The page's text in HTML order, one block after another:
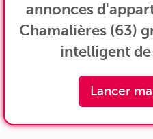
annonces
Chamalières (63)
intelligent
Lancer